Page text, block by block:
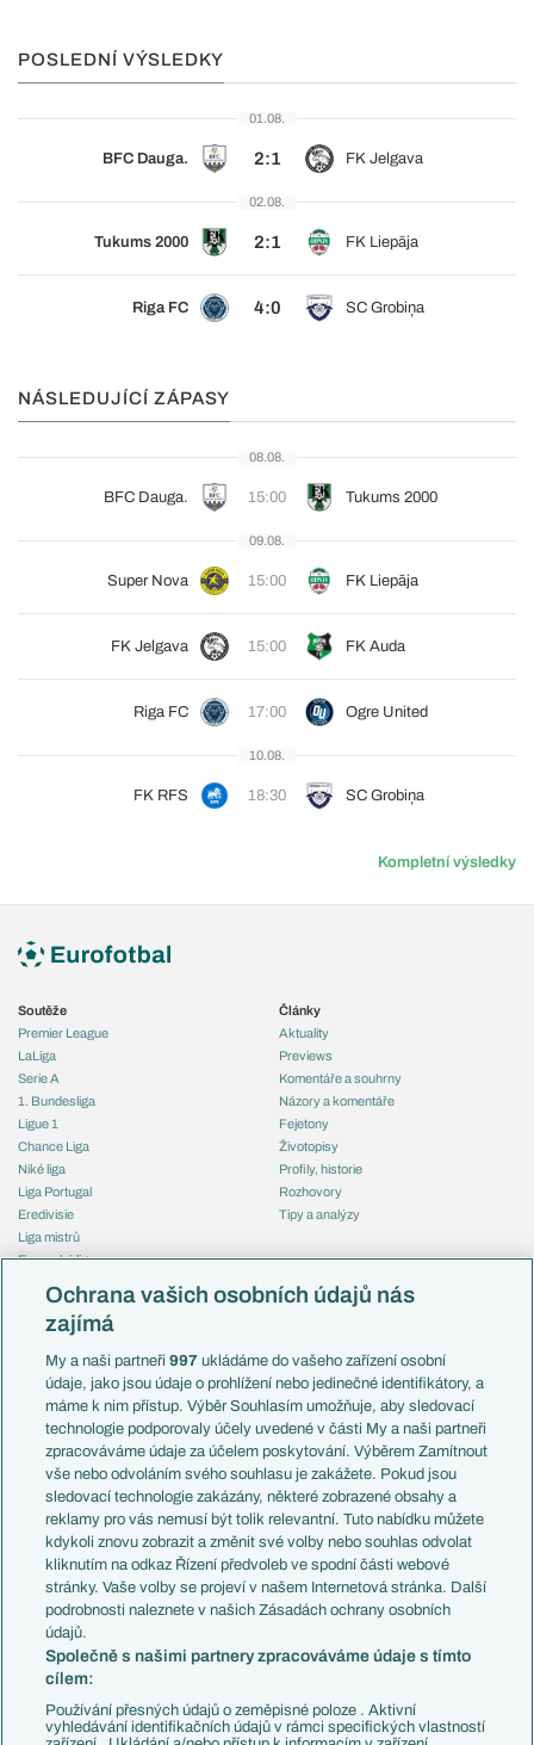
POSLEDNÍ VÝSLEDKY
01.08.
BFC Dauga. 2:1 FK Jelgava
02.08.
Tukums 2000 2:1 FK Liepāja
Riga FC 4:0 SC Grobiņa
NÁSLEDUJÍCÍ ZÁPASY
08.08.
BFC Dauga. 15:00 Tukums 2000
09.08.
Super Nova 15:00 FK Liepāja
FK Jelgava 15:00 FK Auda
Riga FC 17:00 Ogre United
10.08.
FK RFS 18:30 SC Grobiņa
Kompletní výsledky
Soutěže
Premier League
LaLiga
Serie A
1. Bundesliga
Ligue 1
Chance Liga
Niké liga
Liga Portugal
Eredivisie
Liga mistrů
Evropská liga
Mistrovství světa
Liga národů
Témata
Představení týmů MS
EuroSkauting
PL v kostce
Evropské koeficienty
Přestupy
Přestupové spekulace
Zranění
Kluby
Arsenal FC
Chelsea FC
Manchester United
AC Milán
Juventus FC
Bayern Mnichov
Články
Aktuality
Previews
Komentáře a souhrny
Názory a komentáře
Fejetony
Životopisy
Profily, historie
Rozhovory
Tipy a analýzy
Česko
Francie
Itálie
Německo
Španělsko
Argentina
Brazílie
Přestupy
Zápasy
Livescore
Tipovací soutěž
Ochrana vašich osobních údajů nás
zajímá
My a naši partneři997 ukládáme do vašeho zařízení osobní
údaje, jako jsou údaje o prohlížení nebo jedinečné identifikátory, a
máme k nim přístup. Výběr Souhlasím umožňuje, aby sledovací
technologie podporovaly účely uvedené v části My a naši partneři
zpracováváme údaje za účelem poskytování. Výběrem Zamítnout
vše nebo odvoláním svého souhlasu je zakážete. Pokud jsou
sledovací technologie zakázány, některé zobrazené obsahy a
reklamy pro vás nemusí být tolik relevantní. Tuto nabídku můžete
kdykoli znovu zobrazit a změnit své volby nebo souhlas odvolat
kliknutím na odkaz Řízení předvoleb ve spodní části webové
stránky. Vaše volby se projeví v našem Internetová stránka. Další
podrobnosti naleznete v našich Zásadách ochrany osobních
údajů.
Společně s našimi partnery zpracováváme údaje s tímto
cílem:
Používání přesných údajů o zeměpisné poloze . Aktivní
vyhledávání identifikačních údajů v rámci specifických vlastností